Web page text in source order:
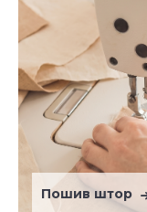
Пошив штор